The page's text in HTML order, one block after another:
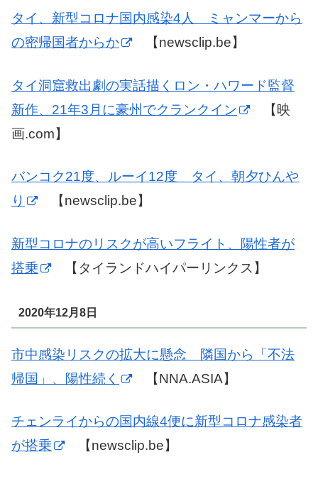
タイ、新型コロナ国内感染4人 ミャンマーから
の密帰国者からか
【newsclip.be】
タイ洞窟救出劇の実話描くロン・ハワード監督
新作、21年3月に豪州でクランクイン
【映
画.com】
バンコク21度、ルーイ12度 タイ、朝夕ひんや
り
【newsclip.be】
新型コロナのリスクが高いフライト、陽性者が
搭乗
【タイランドハイパーリンクス】
2020年12月8日
市中感染リスクの拡大に懸念 隣国から「不法
帰国」、陽性続く
【NNA.ASIA】
チェンライからの国内線4便に新型コロナ感染者
が搭乗
【newsclip.be】